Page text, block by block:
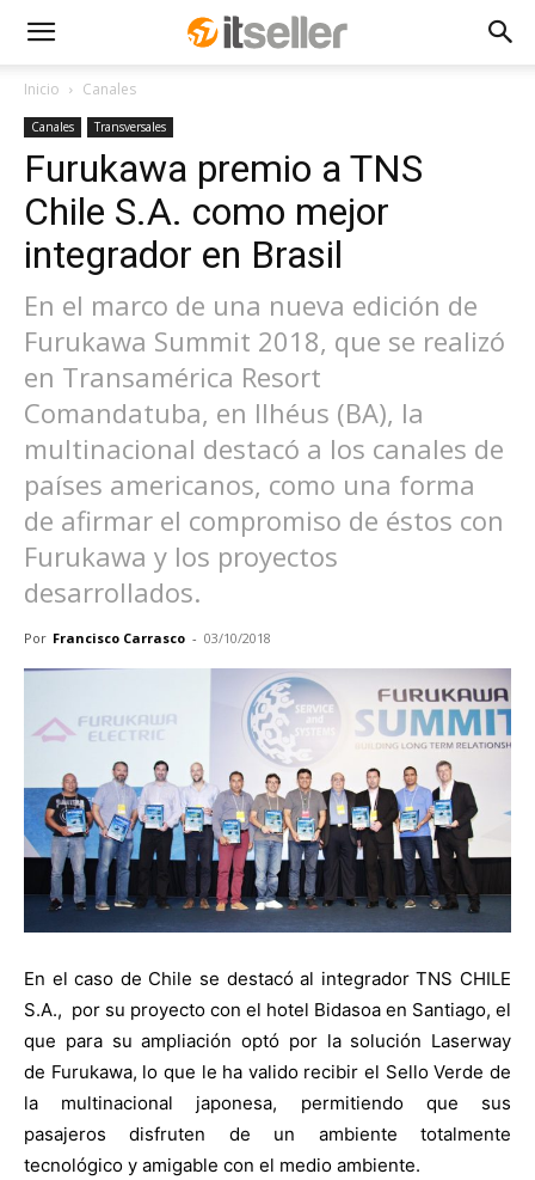
Inicio Canales
Canales Transversales
Furukawa premio a TNS
Chile S.A. como mejor
integrador en Brasil
En el marco de una nueva edición de
Furukawa Summit 2018, que se realizó
en Transamérica Resort
Comandatuba, en Ilhéus (BA), la
multinacional destacó a los canales de
países americanos, como una forma
de afirmar el compromiso de éstos con
Furukawa y los proyectos
desarrollados.
Por Francisco Carrasco - 03/10/2018
En el caso de Chile se destacó al integrador TNS CHILE
S.A., por su proyecto con el hotel Bidasoa en Santiago, el
que para su ampliación optó por la solución Laserway
de Furukawa, lo que le ha valido recibir el Sello Verde de
la multinacional japonesa, permitiendo que sus
pasajeros disfruten de un ambiente totalmente
tecnológico y amigable con el medio ambiente.